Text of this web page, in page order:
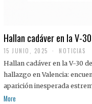
Hallan cadáver en la V-
15 JUNIO, 2025 NOTICIAS
Hallan cadáver en la V-30
hallazgo en Valencia:
aparición inesperada
More